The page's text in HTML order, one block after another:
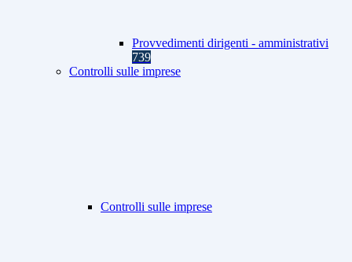
Provvedimenti dirigenti - amministrativi
739
Controlli sulle imprese
Controlli sulle imprese